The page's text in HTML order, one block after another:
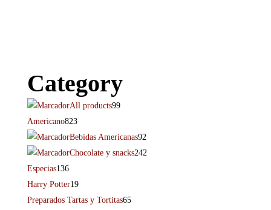
Category
All products99
Americano823
Bebidas Americanas92
Chocolate y snacks242
Especias136
Harry Potter19
Preparados Tartas y Tortitas65